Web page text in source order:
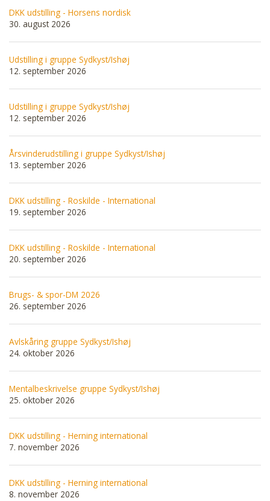
DKK udstilling - Horsens nordisk
30. august 2026
Udstilling i gruppe Sydkyst/Ishøj
12. september 2026
Udstilling i gruppe Sydkyst/Ishøj
12. september 2026
Årsvinderudstilling i gruppe Sydkyst/Ishøj
13. september 2026
DKK udstilling - Roskilde - International
19. september 2026
DKK udstilling - Roskilde - International
20. september 2026
Brugs- & spor-DM 2026
26. september 2026
Avlskåring gruppe Sydkyst/Ishøj
24. oktober 2026
Mentalbeskrivelse gruppe Sydkyst/Ishøj
25. oktober 2026
DKK udstilling - Herning international
7. november 2026
DKK udstilling - Herning international
8. november 2026